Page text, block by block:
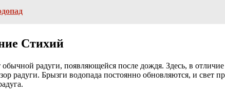
Стихий
обычной радуги, появляющейся после дождя. Здесь, в
радуги. Брызги водопада постоянно обновляются, и свет